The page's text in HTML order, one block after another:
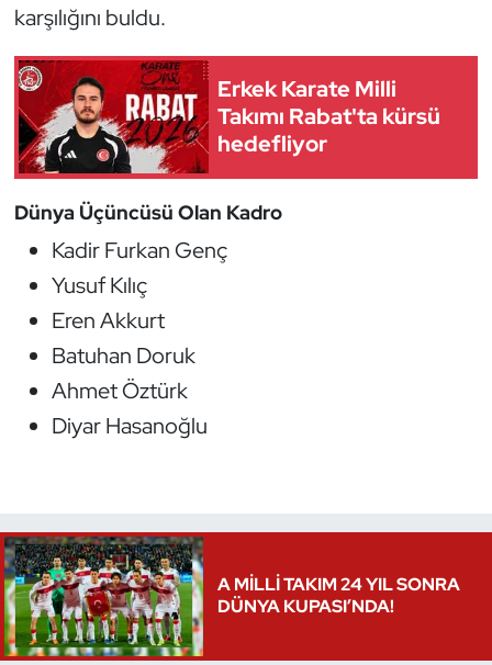
karşılığını buldu.
Erkek Karate Milli
Takımı Rabat'ta kürsü
hedefliyor
Dünya Üçüncüsü Olan Kadro
Kadir Furkan Genç
Yusuf Kılıç
Eren Akkurt
Batuhan Doruk
Ahmet Öztürk
Diyar Hasanoğlu
A MİLLİ TAKIM 24 YIL SONRA
DÜNYA KUPASI’NDA!
Muay Thai
Okçuluk
Optimist
Oryantiring
Özel Sporcular
Paralimpik
Satranç
Sualtı Sporları
Tekvando
Tenis